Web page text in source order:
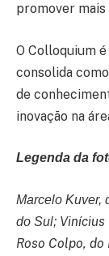
promover
O Colloquium
consolida
de
inovação na
Legenda da
Marcelo Kuver,
do Sul; Vinícius
Roso Colpo,